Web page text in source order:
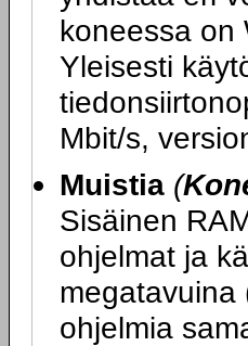
koneessa on
Yleisesti
Mbit/s,
Muistia (
Sisäinen
ohjelmat ja
megatavuina
ohjelmia